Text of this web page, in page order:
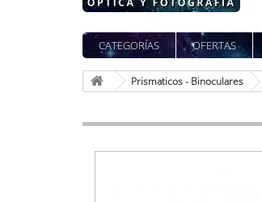
CATEGORÍAS OFERTAS
Prismaticos - Binoculares